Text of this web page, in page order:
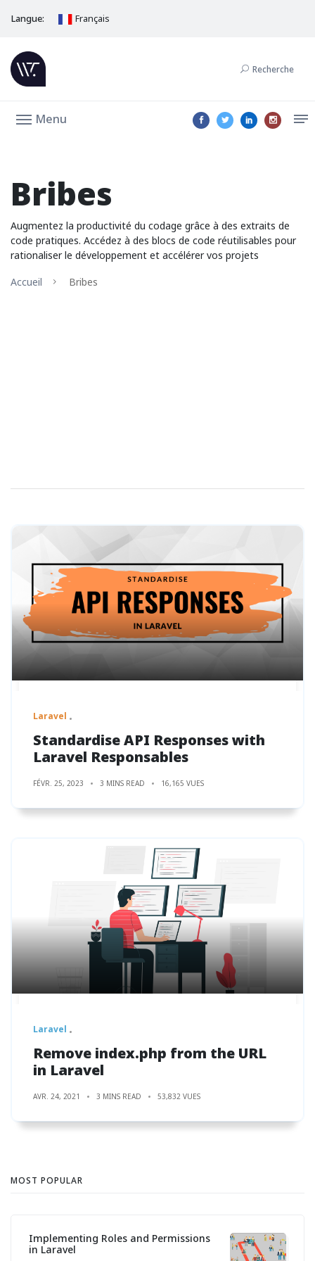
Langue: Français
Recherche
Menu
Bribes
Augmentez la productivité du codage grâce à des extraits de
code pratiques. Accédez à des blocs de code réutilisables pour
rationaliser le développement et accélérer vos projets
Accueil
Bribes
Laravel
Standardise API Responses with
Laravel Responsables
FÉVR. 25, 2023 3 MINS READ 16,165 VUES
Laravel
Remove index.php from the URL
in Laravel
AVR. 24, 2021 3 MINS READ 53,832 VUES
MOST POPULAR
Implementing Roles and Permissions
in Laravel